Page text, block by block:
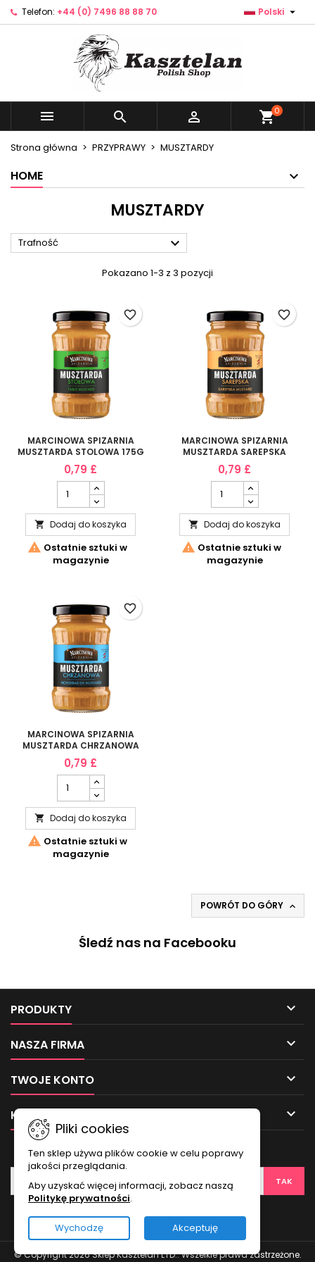
Telefon: +44 (0) 7496 88 88 70 Polski 
   shopping_cart0
Strona główna PRZYPRAWY MUSZTARDY
HOME
MUSZTARDY
Trafność 
Pokazano 1-3 z 3 pozycji
MARCINOWA SPIZARNIA
MUSZTARDA STOLOWA 175G
0,79 £
 Dodaj do koszyka
 Ostatnie sztuki w
magazynie
favorite_border
MARCINOWA SPIZARNIA
MUSZTARDA SAREPSKA
175G
0,79 £
 Dodaj do koszyka
 Ostatnie sztuki w
magazynie
favorite_border
MARCINOWA SPIZARNIA
MUSZTARDA CHRZANOWA
175G
0,79 £
 Dodaj do koszyka
 Ostatnie sztuki w
magazynie
favorite_border
POWRÓT DO GÓRY 
Śledź nas na Facebooku
PRODUKTY 
NASZA FIRMA 
TWOJE KONTO 
KONTAKT 
Dodaj do listy życzeń ×
Utwórz nową listę
((modalTitle)) ×
((confirmMessage))
((modalDeleteText))
Utwórz listę życzeń ×
Nazwa listy życzeń
Zaloguj się ×
Musisz być zalogowany by zapisać produkty na
swojej liście życzeń.
Anuluj Zaloguj się
Pliki cookies
Ten sklep używa plików cookie w celu poprawy
jakości przeglądania.
Aby uzyskać więcej informacji, zobacz naszą
Politykę prywatności.
Wychodzę Akceptuję
NEWSLETTER
© Copyright 2026 Sklep Kasztelan LTD.. Wszelkie prawa zastrzeżone.